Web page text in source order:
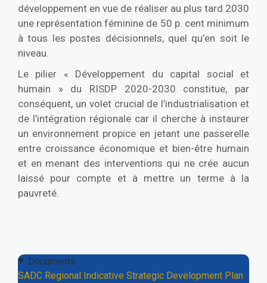
développement en vue de réaliser au plus tard 2030
une représentation féminine de 50 p. cent minimum
à tous les postes décisionnels, quel qu’en soit le
niveau.
Le pilier « Développement du capital social et
humain » du RISDP 2020-2030 constitue, par
conséquent, un volet crucial de l’industrialisation et
de l’intégration régionale car il cherche à instaurer
un environnement propice en jetant une passerelle
entre croissance économique et bien-être humain
et en menant des interventions qui ne crée aucun
laissé pour compte et à mettre un terme à la
pauvreté.
Documents
SADC Regional Indicative Strategic Development Plan